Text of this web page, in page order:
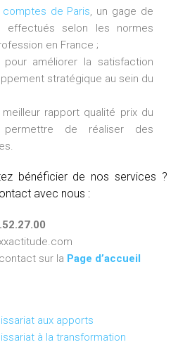
de Paris, un gage de
effectués selon les normes
en France ;
améliorer la satisfaction
stratégique au sein du
rapport qualité prix du
de réaliser des
bénéficier de nos services ?
avec nous :
sur la Page d’accueil
aux apports
à la transformation